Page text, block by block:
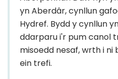
yn Aberdâr, cynllun
Hydref. Bydd y cynllun
ddarparu i'r pum canol
misoedd nesaf, wrth i ni
ein trefi.